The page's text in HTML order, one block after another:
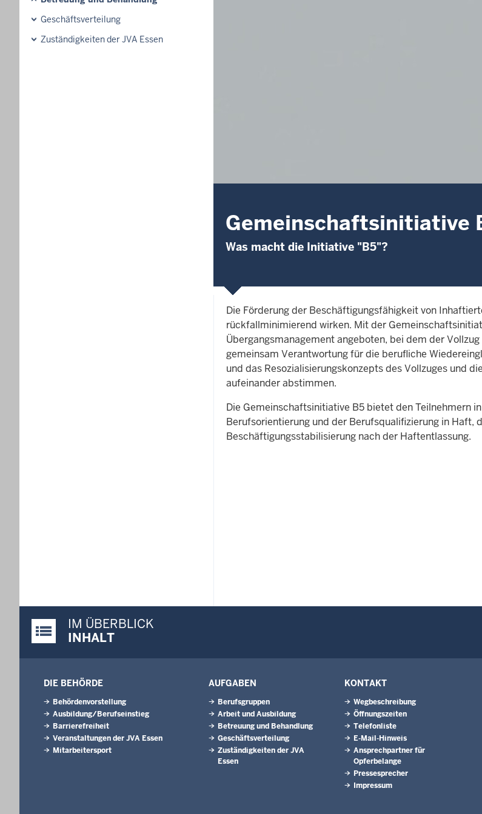
Geschäftsverteilung
Zuständigkeiten der JVA Essen
Gemeinschaftsinitiative
Was macht die Initiative "B5"?
Die Förderung der Beschäftigungsfähigkeit von
rückfallminimierend wirken. Mit der
Übergangsmanagement angeboten, bei dem der
gemeinsam Verantwortung für die berufliche
und das Resozialisierungskonzepts des Vollzuges und
aufeinander abstimmen.
Die Gemeinschaftsinitiative B5 bietet den Teilnehmern
Berufsorientierung und der Berufsqualifizierung in Haft,
Beschäftigungsstabilisierung nach der Haftentlassung.
Justiz-Portal im Überblick:
IM ÜBERBLICK
INHALT
DIE BEHÖRDE
Behördenvorstellung
Ausbildung/Berufseinstieg
Barrierefreiheit
Veranstaltungen der JVA Essen
Mitarbeitersport
AUFGABEN
Berufsgruppen
Arbeit und Ausbildung
Betreuung und Behandlung
Geschäftsverteilung
Zuständigkeiten der JVA
Essen
KONTAKT
Wegbeschreibung
Öffnungszeiten
Telefonliste
E-Mail-Hinweis
Ansprechpartner für
Opferbelange
Pressesprecher
Impressum